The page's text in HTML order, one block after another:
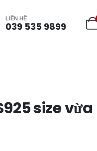
LIÊN HỆ
039 535 9899
size vừa